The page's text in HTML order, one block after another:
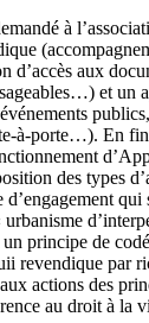
à
d’accès aux
et un
à-porte…). En
des types
qui
urbanisme
principe de
revendique par
actions des
au droit à la